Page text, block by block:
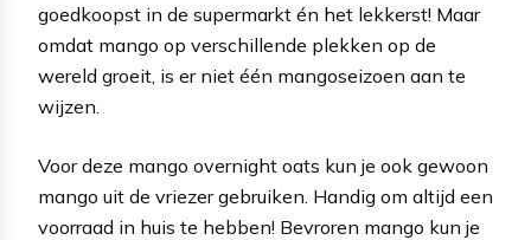
goedkoopst in de supermarkt én het lekkerst! Maar
omdat mango op verschillende plekken op de
wereld groeit, is er niet één mangoseizoen aan te
wijzen.
Voor deze mango overnight oats kun je ook gewoon
mango uit de vriezer gebruiken. Handig om altijd een
voorraad in huis te hebben! Bevroren mango kun je